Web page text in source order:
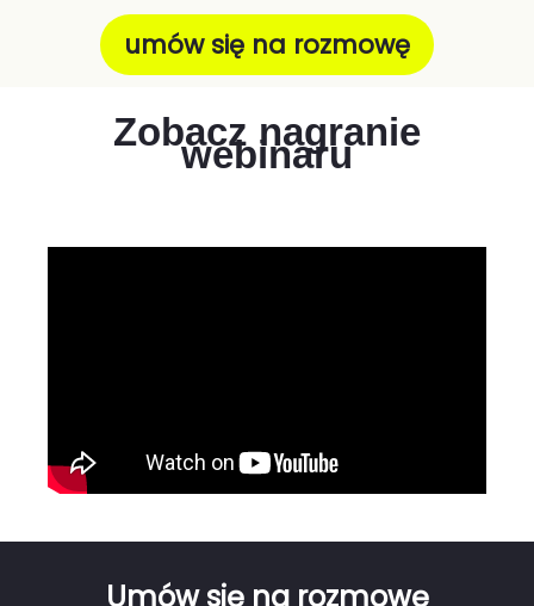
umów się na rozmowę
Zobacz nagranie
webinaru
Umów się na rozmowę